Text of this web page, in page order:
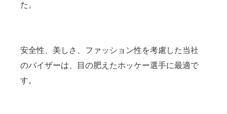
た。
安全性、美しさ、ファッション性を考慮した当社
のバイザーは、目の肥えたホッケー選手に最適で
す。